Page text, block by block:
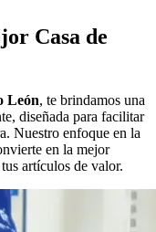
Casa de
León, te brindamos una
diseñada para facilitar
Nuestro enfoque en la
en la mejor
tus artículos de valor.